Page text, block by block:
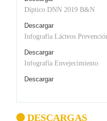
Díptico DNN 2019 B&N
Descargar
Infografía Lácteos
Descargar
Infografía Envejecimiento
Descargar
DESCARGAS